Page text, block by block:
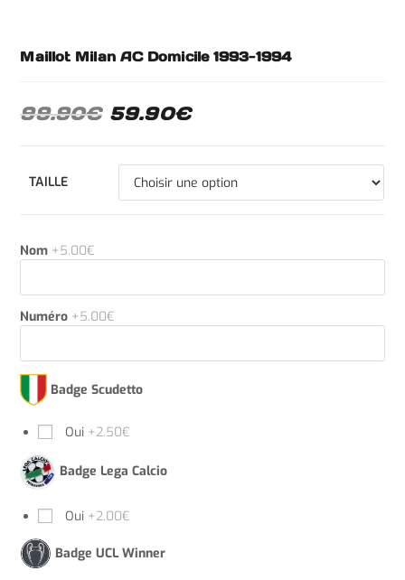
Maillot Milan AC Domicile 1993-1994
99.90€ 59.90€
TAILLE
Nom +5.00€
Numéro +5.00€
Badge Scudetto
Oui +2.50€
Badge Lega Calcio
Oui +2.00€
Badge UCL Winner